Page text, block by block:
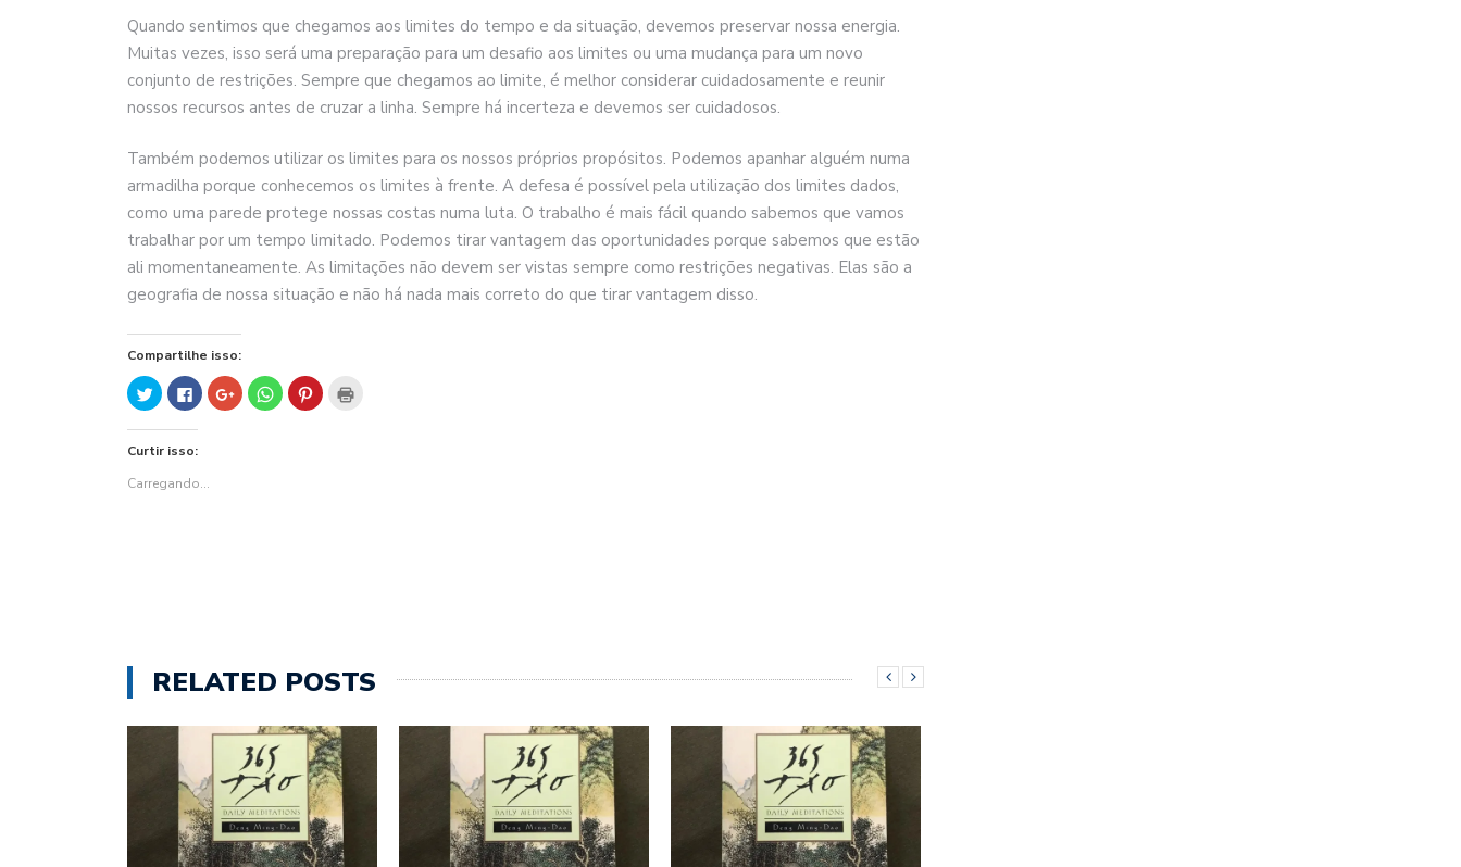
Quando sentimos que chegamos aos limites do tempo e da situação, devemos preservar nossa energia.
Muitas vezes, isso será uma preparação para um desafio aos limites ou uma mudança para um novo
conjunto de restrições. Sempre que chegamos ao limite, é melhor considerar cuidadosamente e reunir
nossos recursos antes de cruzar a linha. Sempre há incerteza e devemos ser cuidadosos.
Também podemos utilizar os limites para os nossos próprios propósitos. Podemos apanhar alguém numa
armadilha porque conhecemos os limites à frente. A defesa é possível pela utilização dos limites dados,
como uma parede protege nossas costas numa luta. O trabalho é mais fácil quando sabemos que vamos
trabalhar por um tempo limitado. Podemos tirar vantagem das oportunidades porque sabemos que estão
ali momentaneamente. As limitações não devem ser vistas sempre como restrições negativas. Elas são a
geografia de nossa situação e não há nada mais correto do que tirar vantagem disso.
Compartilhe isso:
Clique
para
compartilhar
no
em
janela)
Clique
para
compartilhar
no
em
janela)
Compartilhe
no
Google+
Clique
para
compartilhar
Clique
para
Curtir isso:
Carregando...
RELATED POSTS